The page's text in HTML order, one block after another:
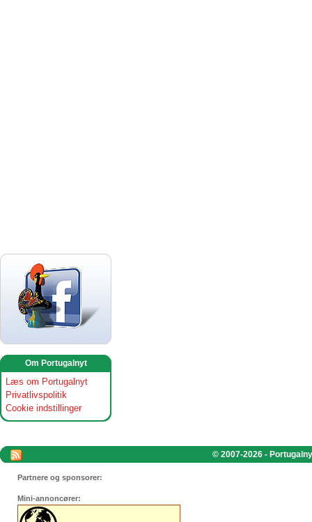
Om Portugalnyt
Læs om Portugalnyt
Privatlivspolitik
Cookie indstillinger
© 2007-2026 -
Partnere og sponsorer:
Mini-annoncører: